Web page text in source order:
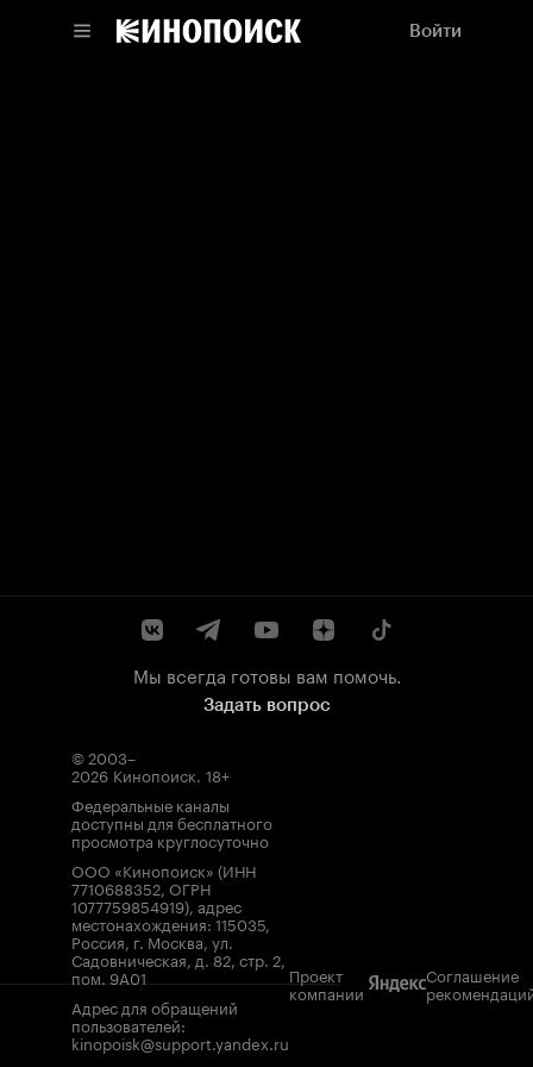
Войти
Мы всегда готовы вам помочь.
Задать вопрос
© 2003–
2026 Кинопоиск. 18+
Федеральные каналы
доступны для бесплатного
просмотра круглосуточно
ООО «Кинопоиск» (ИНН
7710688352, ОГРН
1077759854919), адрес
местонахождения: 115035,
Россия, г. Москва, ул.
Садовническая, д. 82, стр. 2,
пом. 9А01
Адрес для обращений
пользователей:
kinopoisk@support.yandex.ru
Проект
компании
Соглашение